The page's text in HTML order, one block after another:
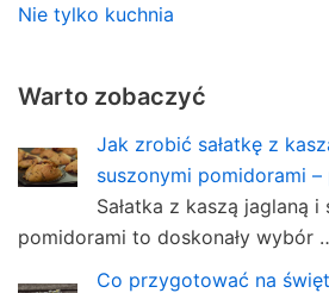
Nie tylko kuchnia
Warto zobaczyć
Jak zrobić sałatkę z
suszonymi pomidorami –
Sałatka z kaszą jaglaną i
pomidorami to doskonały wybór
Co przygotować na